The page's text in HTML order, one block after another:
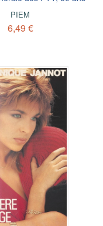
PIEM
6,49 €